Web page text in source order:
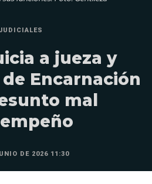
a jueza y
Encarnación
mal
DE 2026 11:30